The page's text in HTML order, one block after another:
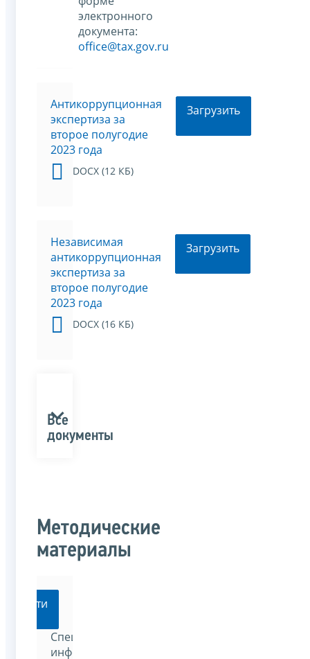
электронного
документа:
office@tax.gov.ru
Антикоррупционная
экспертиза за
второе полугодие
2023 года
DOCX (12 КБ)
Загрузить
Независимая
антикоррупционная
экспертиза за
второе полугодие
2023 года
DOCX (16 КБ)
Загрузить
Все
документы
Методические
материалы
Перейти
Специализированный
информационно-